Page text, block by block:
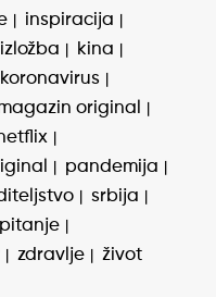
inspiracija
izložba
kina
koronavirus
original
pandemija
srbija
zdravlje život